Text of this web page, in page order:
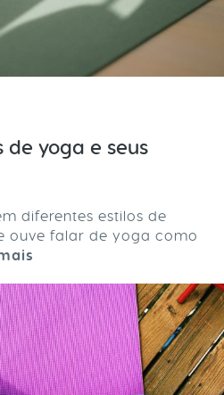
de yoga e seus
diferentes estilos de
ouve falar de yoga como